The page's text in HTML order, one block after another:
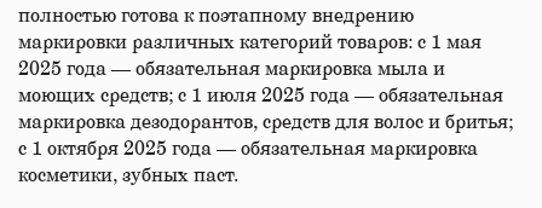
полностью готова к поэтапному внедрению
маркировки различных категорий товаров: с 1 мая
2025 года — обязательная маркировка мыла и
моющих средств; с 1 июля 2025 года — обязательная
маркировка дезодорантов, средств для волос и бритья;
с 1 октября 2025 года — обязательная маркировка
косметики, зубных паст.